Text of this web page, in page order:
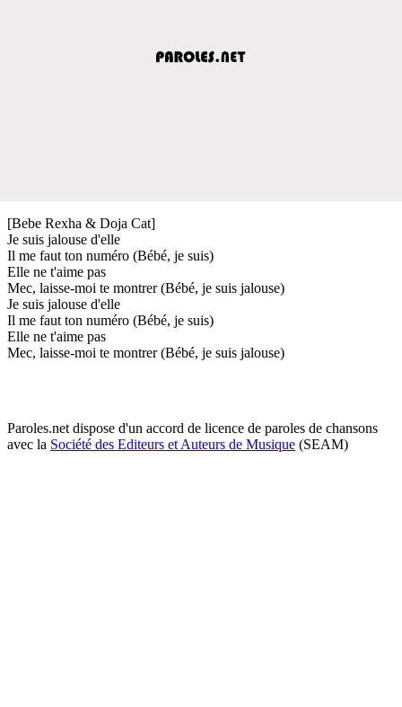
[Bebe Rexha & Doja Cat]
Je suis jalouse d'elle
Il me faut ton numéro (Bébé, je suis)
Elle ne t'aime pas
Mec, laisse-moi te montrer (Bébé, je suis jalouse)
Je suis jalouse d'elle
Il me faut ton numéro (Bébé, je suis)
Elle ne t'aime pas
Mec, laisse-moi te montrer (Bébé, je suis jalouse)
Paroles.net dispose d'un accord de licence de paroles de chansons
avec la Société des Editeurs et Auteurs de Musique (SEAM)